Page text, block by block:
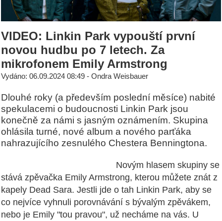
VIDEO: Linkin Park vypouští první
novou hudbu po 7 letech. Za
mikrofonem Emily Armstrong
Vydáno: 06.09.2024 08:49 - Ondra Weisbauer
Dlouhé roky (a především poslední měsíce) nabité
spekulacemi o budoucnosti Linkin Park jsou
konečně za námi s jasným oznámením. Skupina
ohlásila turné, nové album a nového parťáka
nahrazujícího zesnulého Chestera Benningtona.
Novým hlasem skupiny se
stává zpěvačka Emily Armstrong, kterou můžete znát z
kapely Dead Sara. Jestli jde o tah Linkin Park, aby se
co nejvíce vyhnuli porovnávání s bývalým zpěvákem,
nebo je Emily "tou pravou", už necháme na vás. U